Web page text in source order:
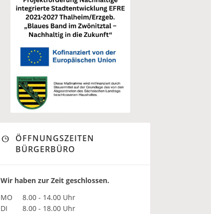
ÖFFNUNGSZEITEN
BÜRGERBÜRO
Wir haben zur Zeit geschlossen.
MO
8.00 - 14.00 Uhr
DI
8.00 - 18.00 Uhr